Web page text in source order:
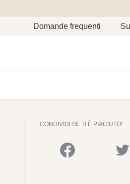
Domande frequenti
CONDIVIDI SE TI È PIACIUTO!